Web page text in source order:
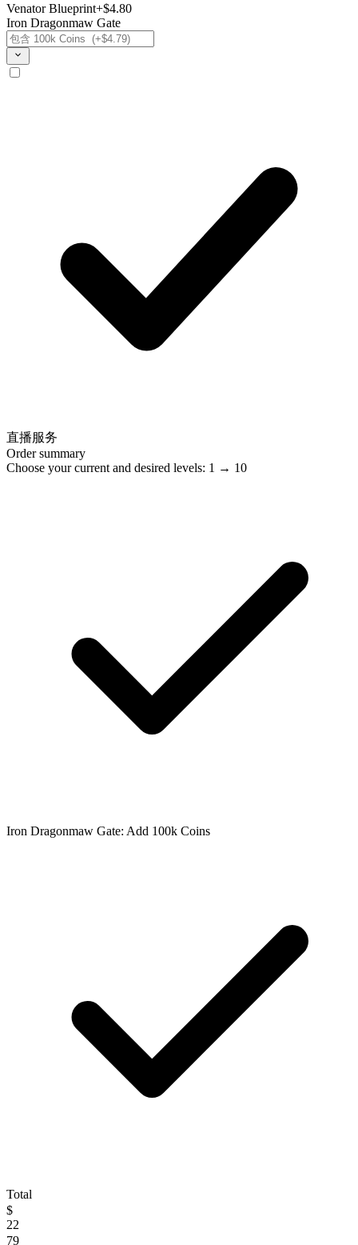
Venator Blueprint+$4.80
Iron Dragonmaw Gate
直播服务
Order summary
Choose your current and desired levels: 1 → 10
Iron Dragonmaw Gate: Add 100k Coins
Total
$
22
79